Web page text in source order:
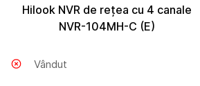
Hilook NVR de rețea cu 4 canale
NVR-104MH-C (E)
Vândut